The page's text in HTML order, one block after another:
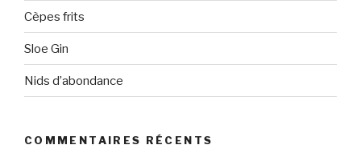
Cèpes frits
Sloe Gin
Nids d’abondance
COMMENTAIRES RÉCENTS